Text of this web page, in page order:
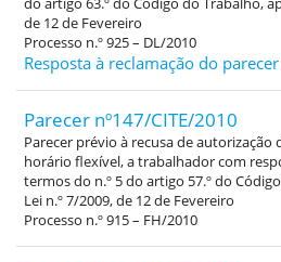
do artigo 63.º do Código do Trabalho,
de 12 de Fevereiro
Processo n.º 925 – DL/2010
Resposta à reclamação do
Parecer nº147/CITE/2010
Parecer prévio à recusa de
horário flexível, a trabalhador com
termos do n.º 5 do artigo 57.º do
Lei n.º 7/2009, de 12 de Fevereiro
Processo n.º 915 – FH/2010